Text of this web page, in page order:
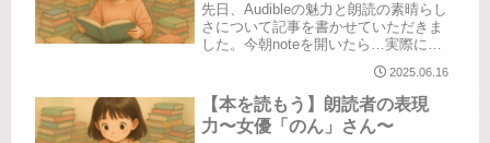
先日、Audibleの魅力と朗読の素晴らし
さについて記事を書かせていただきま
した。今朝noteを開いたら…実際にナ
レーターをした経験がある俳優さんか
らの思いがけないスキ♡が届いていま
した。俳優さんの記事には、Audible収
録時の様子なども...
2025.06.16
【本を読もう】朗読者の表現
力〜女優「のん」さん〜